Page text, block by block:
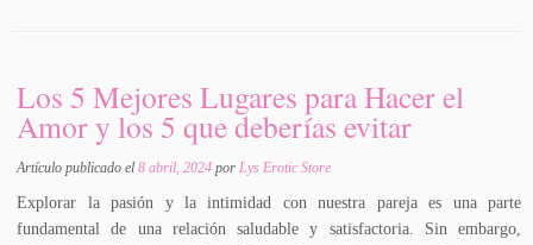
Los 5 Mejores Lugares para Hacer el
Amor y los 5 que deberías evitar
Artículo publicado el8 abril, 2024 porLys Erotic Store
Explorar la pasión y la intimidad con nuestra pareja es una parte
fundamental de una relación saludable y satisfactoria. Sin embargo,